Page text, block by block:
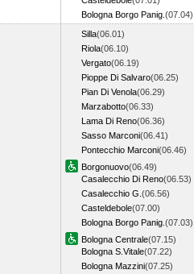
Bologna Borgo Panig. (07.04)
Silla(06.01)
Riola(06.10)
Vergato(06.19)
Pioppe Di Salvaro(06.25)
Pian Di Venola(06.29)
Marzabotto(06.33)
Lama Di Reno(06.36)
Sasso Marconi(06.41)
Pontecchio Marconi(06.46)
Borgonuovo(06.49)
Casalecchio Di Reno(06.53)
Casalecchio G. (06.56)
Casteldebole(07.00)
Bologna Borgo Panig. (07.03)
Bologna Centrale(07.15)
Bologna S.Vitale(07.22)
Bologna Mazzini(07.25)